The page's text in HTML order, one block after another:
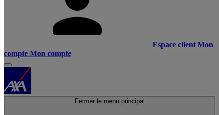
Espace client Mon
compte Mon compte
Fermer le menu principal